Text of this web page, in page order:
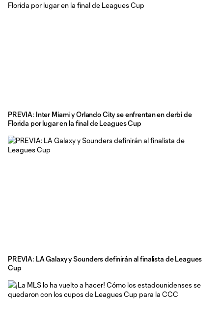
PREVIA: Inter Miami y Orlando City se enfrentan en derbi de
Florida por lugar en la final de Leagues Cup
PREVIA: LA Galaxy y Sounders definirán al finalista de Leagues
Cup